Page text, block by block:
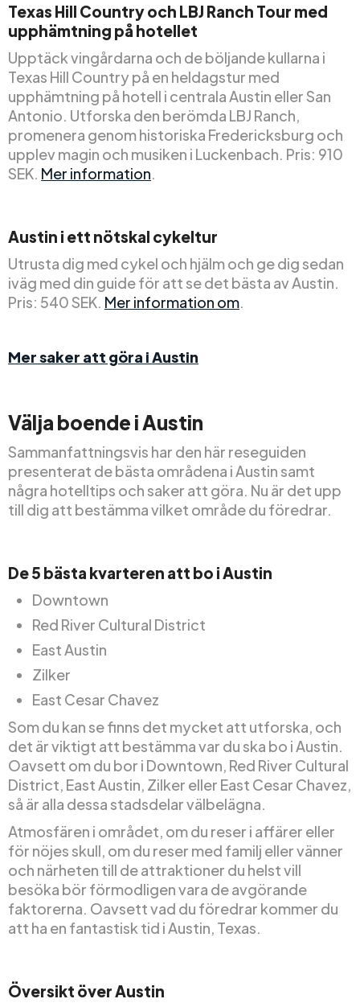
Texas Hill Country och LBJ Ranch Tour med
upphämtning på hotellet
Upptäck vingårdarna och de böljande kullarna i
Texas Hill Country på en heldagstur med
upphämtning på hotell i centrala Austin eller San
Antonio. Utforska den berömda LBJ Ranch,
promenera genom historiska Fredericksburg och
upplev magin och musiken i Luckenbach. Pris: 910
SEK. Mer information.
Austin i ett nötskal cykeltur
Utrusta dig med cykel och hjälm och ge dig sedan
iväg med din guide för att se det bästa av Austin.
Pris: 540 SEK. Mer information om.
Mer saker att göra i Austin
Välja boende i Austin
Sammanfattningsvis har den här reseguiden
presenterat de bästa områdena i Austin samt
några hotelltips och saker att göra. Nu är det upp
till dig att bestämma vilket område du föredrar.
De 5 bästa kvarteren att bo i Austin
Downtown
Red River Cultural District
East Austin
Zilker
East Cesar Chavez
Som du kan se finns det mycket att utforska, och
det är viktigt att bestämma var du ska bo i Austin.
Oavsett om du bor i Downtown, Red River Cultural
District, East Austin, Zilker eller East Cesar Chavez,
så är alla dessa stadsdelar välbelägna.
Atmosfären i området, om du reser i affärer eller
för nöjes skull, om du reser med familj eller vänner
och närheten till de attraktioner du helst vill
besöka bör förmodligen vara de avgörande
faktorerna. Oavsett vad du föredrar kommer du
att ha en fantastisk tid i Austin, Texas.
Översikt över Austin